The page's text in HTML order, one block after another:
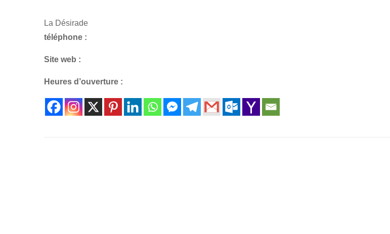
La Désirade
téléphone :
Site web :
Heures d’ouverture :